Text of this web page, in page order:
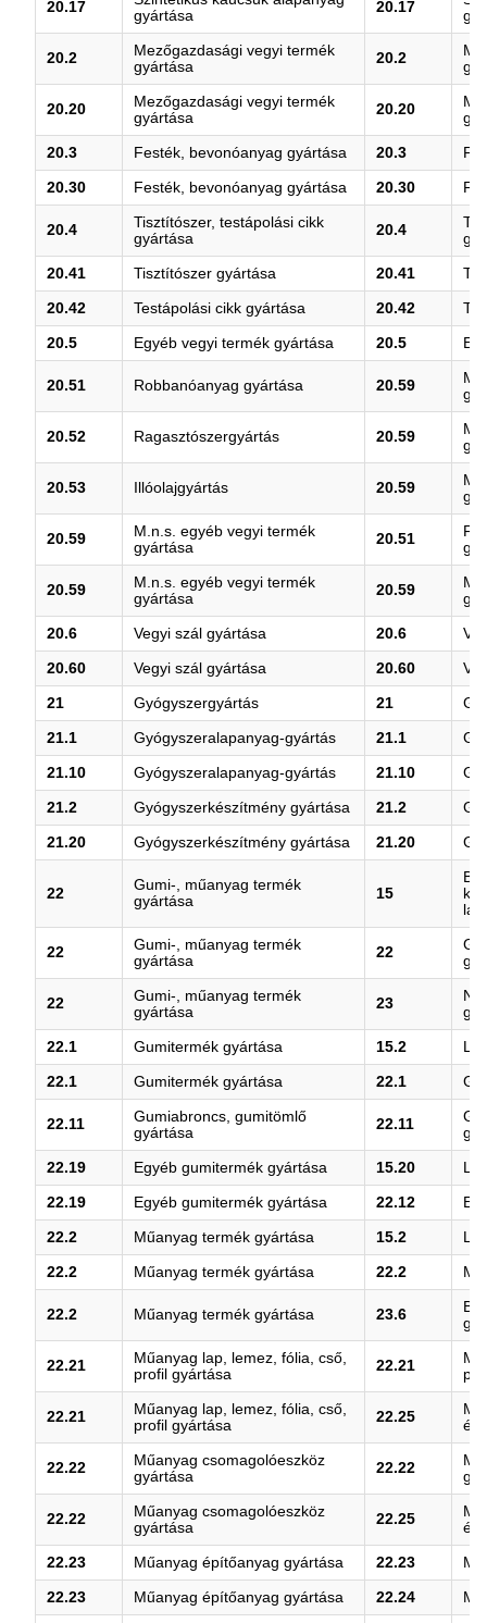
20.17
gyártása
20.17
20.2
Mezőgazdasági vegyi termék
gyártása
20.2
20.20
Mezőgazdasági vegyi termék
gyártása
20.20
20.3 Festék, bevonóanyag gyártása 20.3
20.30 Festék, bevonóanyag gyártása 20.30
20.4
Tisztítószer, testápolási cikk
gyártása
20.4
20.41 Tisztítószer gyártása 20.41
20.42 Testápolási cikk gyártása 20.42
20.5 Egyéb vegyi termék gyártása 20.5
20.51 Robbanóanyag gyártása 20.59
20.52 Ragasztószergyártás 20.59
20.53 Illóolajgyártás 20.59
20.59
M.n.s. egyéb vegyi termék
gyártása
20.51
20.59
M.n.s. egyéb vegyi termék
gyártása
20.59
20.6 Vegyi szál gyártása 20.6
20.60 Vegyi szál gyártása 20.60
21 Gyógyszergyártás 21
21.1 Gyógyszeralapanyag-gyártás 21.1
21.10 Gyógyszeralapanyag-gyártás 21.10
21.2 Gyógyszerkészítmény gyártása 21.2
21.20 Gyógyszerkészítmény gyártása 21.20
22
Gumi-, műanyag termék
gyártása
15
22
Gumi-, műanyag termék
gyártása
22
22
Gumi-, műanyag termék
gyártása
23
22.1 Gumitermék gyártása 15.2
22.1 Gumitermék gyártása 22.1
22.11
Gumiabroncs, gumitömlő
gyártása
22.11
22.19 Egyéb gumitermék gyártása 15.20
22.19 Egyéb gumitermék gyártása 22.12
22.2 Műanyag termék gyártása 15.2
22.2 Műanyag termék gyártása 22.2
22.2 Műanyag termék gyártása 23.6
22.21
Műanyag lap, lemez, fólia, cső,
profil gyártása
22.21
22.21
Műanyag lap, lemez, fólia, cső,
profil gyártása
22.25
és
22.22
Műanyag csomagolóeszköz
gyártása
22.22
22.22
Műanyag csomagolóeszköz
gyártása
22.25
és
22.23 Műanyag építőanyag gyártása 22.23
22.23 Műanyag építőanyag gyártása 22.24